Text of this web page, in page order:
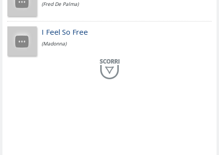
Simone Cristicchi
(Fred De Palma)
I Feel So Free
(Madonna)